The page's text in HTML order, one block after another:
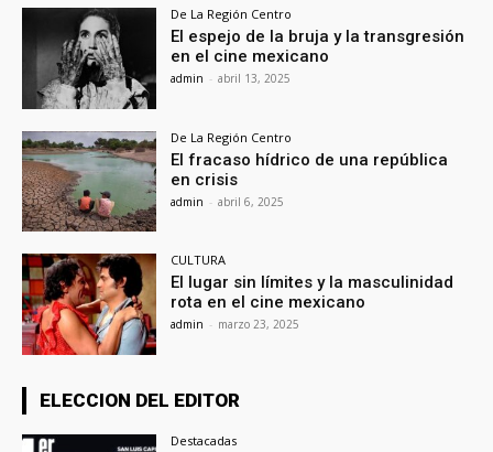
De La Región Centro
El espejo de la bruja y la transgresión
en el cine mexicano
admin - abril 13, 2025
De La Región Centro
El fracaso hídrico de una república
en crisis
admin - abril 6, 2025
CULTURA
El lugar sin límites y la masculinidad
rota en el cine mexicano
admin - marzo 23, 2025
ELECCION DEL EDITOR
Destacadas